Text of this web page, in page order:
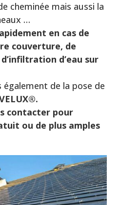
cheminée mais aussi la
…
en cas de
couverture, de
d’eau sur
de la pose de
contacter pour
ou de plus amples